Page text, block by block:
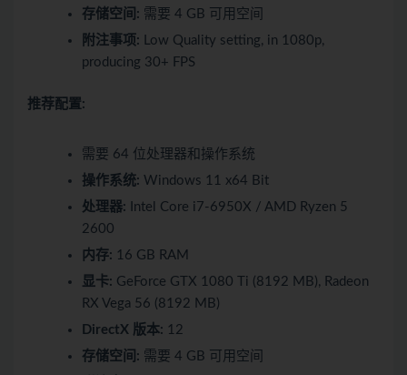
存储空间: 需要 4 GB 可用空间
附注事项: Low Quality setting, in 1080p,
producing 30+ FPS
推荐配置:
需要 64 位处理器和操作系统
操作系统: Windows 11 x64 Bit
处理器: Intel Core i7-6950X / AMD Ryzen 5
2600
内存: 16 GB RAM
显卡: GeForce GTX 1080 Ti (8192 MB), Radeon
RX Vega 56 (8192 MB)
DirectX 版本: 12
存储空间: 需要 4 GB 可用空间